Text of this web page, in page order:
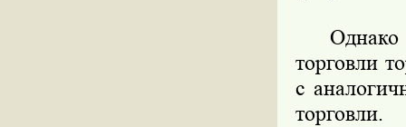
Однако
торговли
с
торговли.